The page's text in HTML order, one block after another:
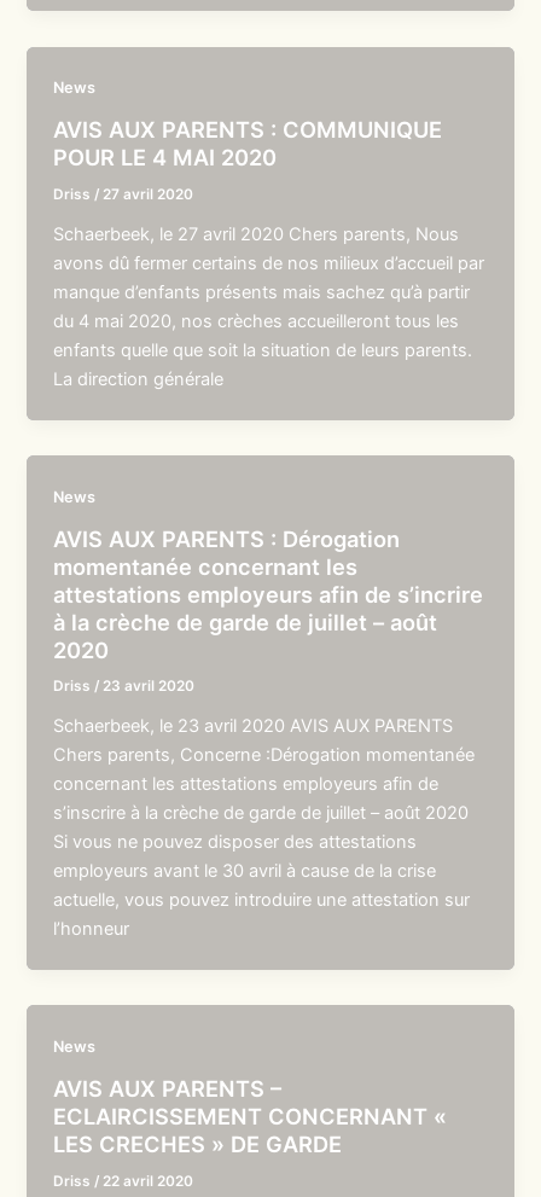
News
AVIS AUX PARENTS : COMMUNIQUE
POUR LE 4 MAI 2020
Driss / 27 avril 2020
Schaerbeek, le 27 avril 2020 Chers parents, Nous
avons dû fermer certains de nos milieux d’accueil par
manque d’enfants présents mais sachez qu’à partir
du 4 mai 2020, nos crèches accueilleront tous les
enfants quelle que soit la situation de leurs parents.
La direction générale
News
AVIS AUX PARENTS : Dérogation
momentanée concernant les
attestations employeurs afin de s’incrire
à la crèche de garde de juillet – août
2020
Driss / 23 avril 2020
Schaerbeek, le 23 avril 2020 AVIS AUX PARENTS
Chers parents, Concerne :Dérogation momentanée
concernant les attestations employeurs afin de
s’inscrire à la crèche de garde de juillet – août 2020
Si vous ne pouvez disposer des attestations
employeurs avant le 30 avril à cause de la crise
actuelle, vous pouvez introduire une attestation sur
l’honneur
News
AVIS AUX PARENTS –
ECLAIRCISSEMENT CONCERNANT «
LES CRECHES » DE GARDE
Driss / 22 avril 2020